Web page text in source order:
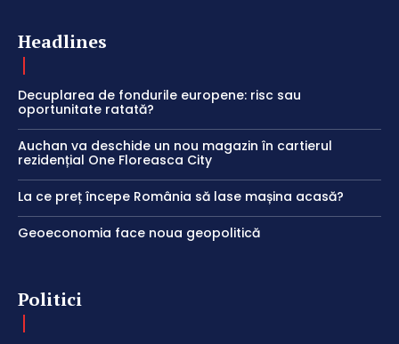
Headlines
Decuplarea de fondurile europene: risc sau
oportunitate ratată?
Auchan va deschide un nou magazin în cartierul
rezidențial One Floreasca City
La ce preț începe România să lase mașina acasă?
Geoeconomia face noua geopolitică
Politici